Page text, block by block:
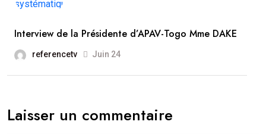
Interview de la Présidente d’APAV-Togo Mme DAKE
referencetv Juin 24
Laisser un commentaire